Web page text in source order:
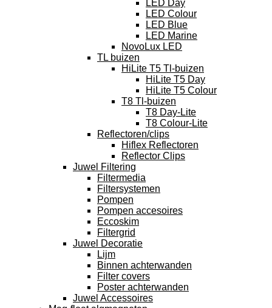
LED Day
LED Colour
LED Blue
LED Marine
NovoLux LED
TL buizen
HiLite T5 Tl-buizen
HiLite T5 Day
HiLite T5 Colour
T8 Tl-buizen
T8 Day-Lite
T8 Colour-Lite
Reflectoren/clips
Hiflex Reflectoren
Reflector Clips
Juwel Filtering
Filtermedia
Filtersystemen
Pompen
Pompen accesoires
Eccoskim
Filtergrid
Juwel Decoratie
Lijm
Binnen achterwanden
Filter covers
Poster achterwanden
Juwel Accessoires